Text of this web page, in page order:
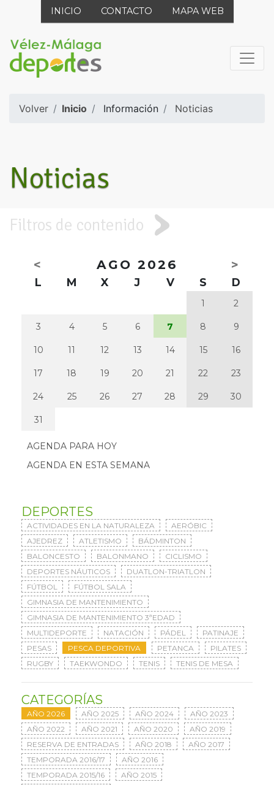
INICIO CONTACTO MAPA WEB
Volver Inicio Información Noticias
Noticias
Filtros de contenido
< AGO 2026 >
L M X J V S D
1 2
3 4 5 6 7 8 9
10 11 12 13 14 15 16
17 18 19 20 21 22 23
24 25 26 27 28 29 30
31
AGENDA PARA HOY
AGENDA EN ESTA SEMANA
DEPORTES
ACTIVIDADES EN LA NATURALEZA
AERÓBIC
AJEDREZ
ATLETISMO
BÁDMINTON
BALONCESTO
BALONMANO
CICLISMO
DEPORTES NÁUTICOS
DUATLON-TRIATLON
FÚTBOL
FÚTBOL SALA
GIMNASIA DE MANTENIMIENTO
GIMNASIA DE MANTENIMIENTO 3ªEDAD
MULTIDEPORTE
NATACIÓN PÁDEL
PATINAJE
PESAS
PESCA DEPORTIVA PETANCA
PILATES
RUGBY
TAEKWONDO TENIS TENIS DE MESA
CATEGORÍAS
AÑO 2026 AÑO 2025 AÑO 2024
AÑO 2023
AÑO 2022
AÑO 2021 AÑO 2020
AÑO 2019
RESERVA DE ENTRADAS
AÑO 2018
AÑO 2017
TEMPORADA 2016/17
AÑO 2016
TEMPORADA 2015/16
AÑO 2015